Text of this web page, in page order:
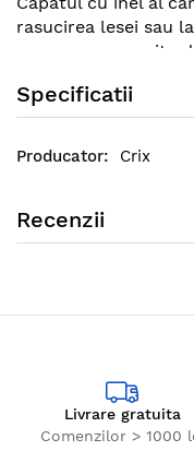
rasucirea lesei sau
care nu va permite
Specificatii
Crix
Recenzii
Livrare gratuita
Comenzilor > 1000